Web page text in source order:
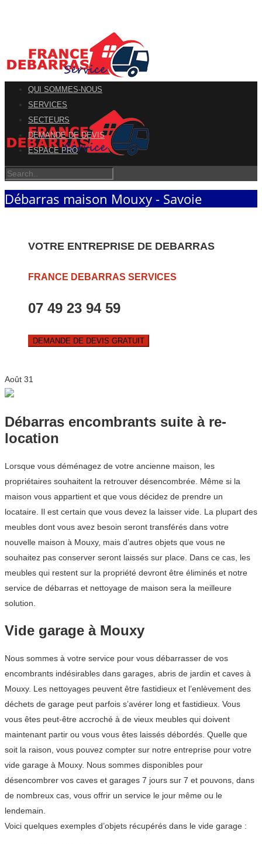
QUI SOMMES-NOUS
SERVICES
SECTEURS
DEMANDE DE DEVIS
ESPACE PRO
Débarras maison Mouxy - Savoie
VOTRE ENTREPRISE DE DEBARRAS
FRANCE DEBARRAS SERVICES
07 49 23 94 59
DEMANDE DE DEVIS GRATUIT
Août 31
Débarras encombrants suite à re-
location
Lorsque vous déménagez de votre ancienne maison, les
propriétaires souhaitent la retrouver désencombrée. Même si la
maison vous appartient et que vous décidez de prendre un
locataire. Il est certain que vous devez la laisser vide. La plupart des
meubles dont vous avez besoin seront transférés dans votre
nouvelle maison à Mouxy, mais d’autres objets que vous ne
souhaitez pas conserver seront laissés sur place. Dans ce cas, les
meubles qui restent sur la propriété devront être éliminés et notre
service de débarras et nettoyage de maison sera la meilleure
solution.
Vide garage à Mouxy
Nous sommes à votre service pour vous débarrasser de vos
encombrants indésirables dans garages, abris de jardin et caves à
Mouxy. Les nettoyages peuvent être fastidieux et l’enlèvement des
déchets de garage peut parfois s’avérer long et fastidieux. Vous
vous êtes peut-être accroché à de vieux meubles qui doivent
maintenant partir ou vous vous êtes laissés débordés. Quelle que
soit la raison, vous pouvez compter sur notre entreprise pour votre
vide garage à Mouxy. Nous sommes disponibles pour
désencombrer vos caves et garages 7 jours sur 7 et pouvons, dans
de nombreux cas, vous offrir un service le jour même ou le
lendemain.
Voici quelques exemples d’objets récupérés dans le vide garage :